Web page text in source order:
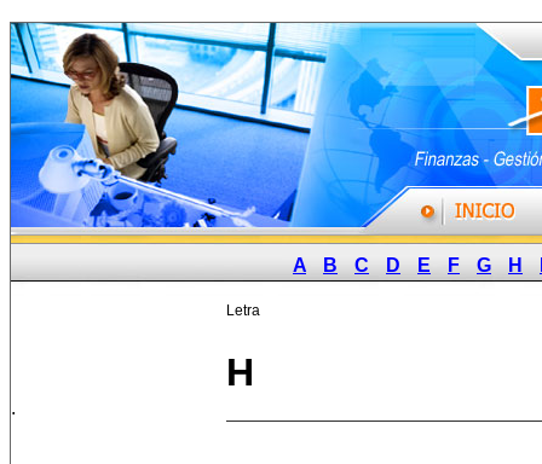
A B C D E F G H
.
Letra
H